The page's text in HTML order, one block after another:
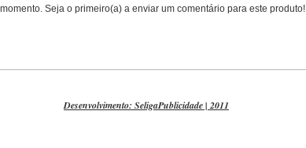
Seja o primeiro(a) a enviar um comentário para este produto!
Desenvolvimento: SeligaPublicidade | 2011